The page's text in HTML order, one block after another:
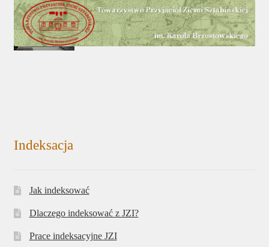
Indeksacja
Jak indeksować
Dlaczego indeksować z JZI?
Prace indeksacyjne JZI